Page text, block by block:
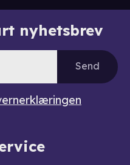
nyhetsbrev
Send